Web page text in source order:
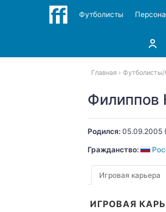
Футболисты
Главная Футболисты
Филиппов
Родился: 05.09.2005
Гражданство:
Игровая карьера
ИГРОВАЯ